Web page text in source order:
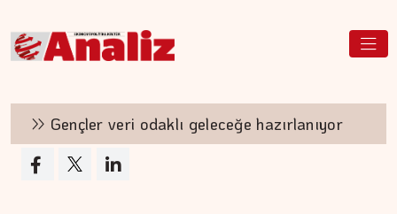
Gençler veri odaklı geleceğe hazırlanıyor